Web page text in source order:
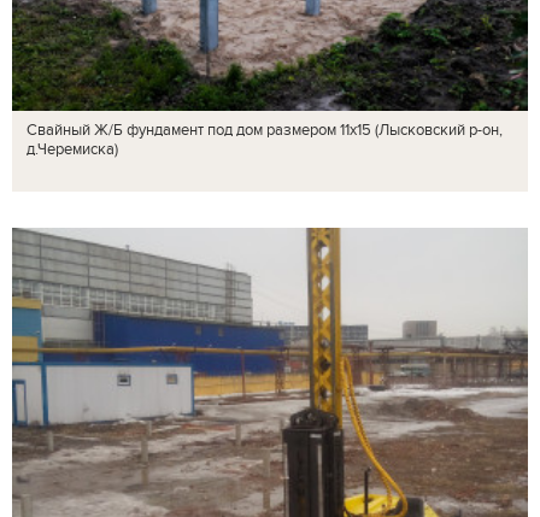
Свайный Ж/Б фундамент под дом размером 11х15 (Лысковский р-он,
д.Черемиска)